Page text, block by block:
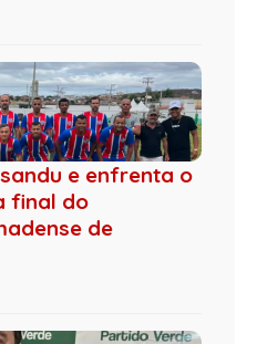
e enfrenta o
final do
de